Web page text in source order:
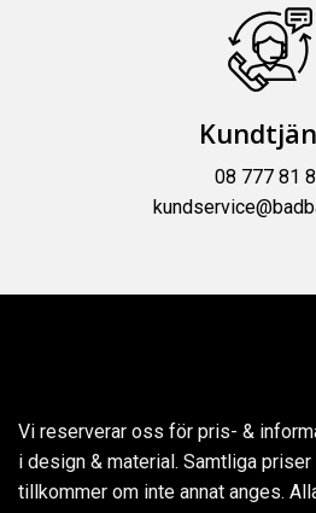
08 777 81
Vi reserverar oss för pris- &
i design & material. Samtliga priser
tillkommer om inte annat anges.